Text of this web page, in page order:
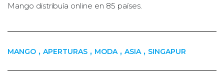
Mango distribuía online en 85 países.
MANGO , APERTURAS , MODA , ASIA , SINGAPUR